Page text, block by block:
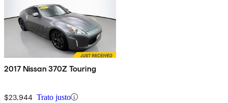
2017 Nissan 370Z Touring
$23,944 Trato justo